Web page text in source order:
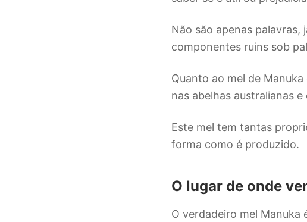
Não são apenas
componentes ruins sob
Quanto ao mel de
nas abelhas australianas
Este mel tem tantas
forma como é produzido.
O lugar de onde
O verdadeiro mel Manuka